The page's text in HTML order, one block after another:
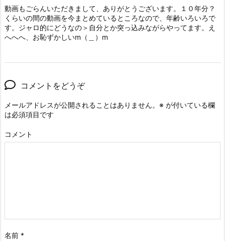
動画もごらんいただきまして、ありがとうございます。１０年分？
くらいの間の動画を今まとめているところなので、年齢いろいろで
す。ジャロ的にどうなの＞自分とか突っ込みながらやってます。え
へへへ、お恥ずかしいm（＿）m
コメントをどうぞ
メールアドレスが公開されることはありません。 ※ が付いている欄
は必須項目です
コメント
名前 *